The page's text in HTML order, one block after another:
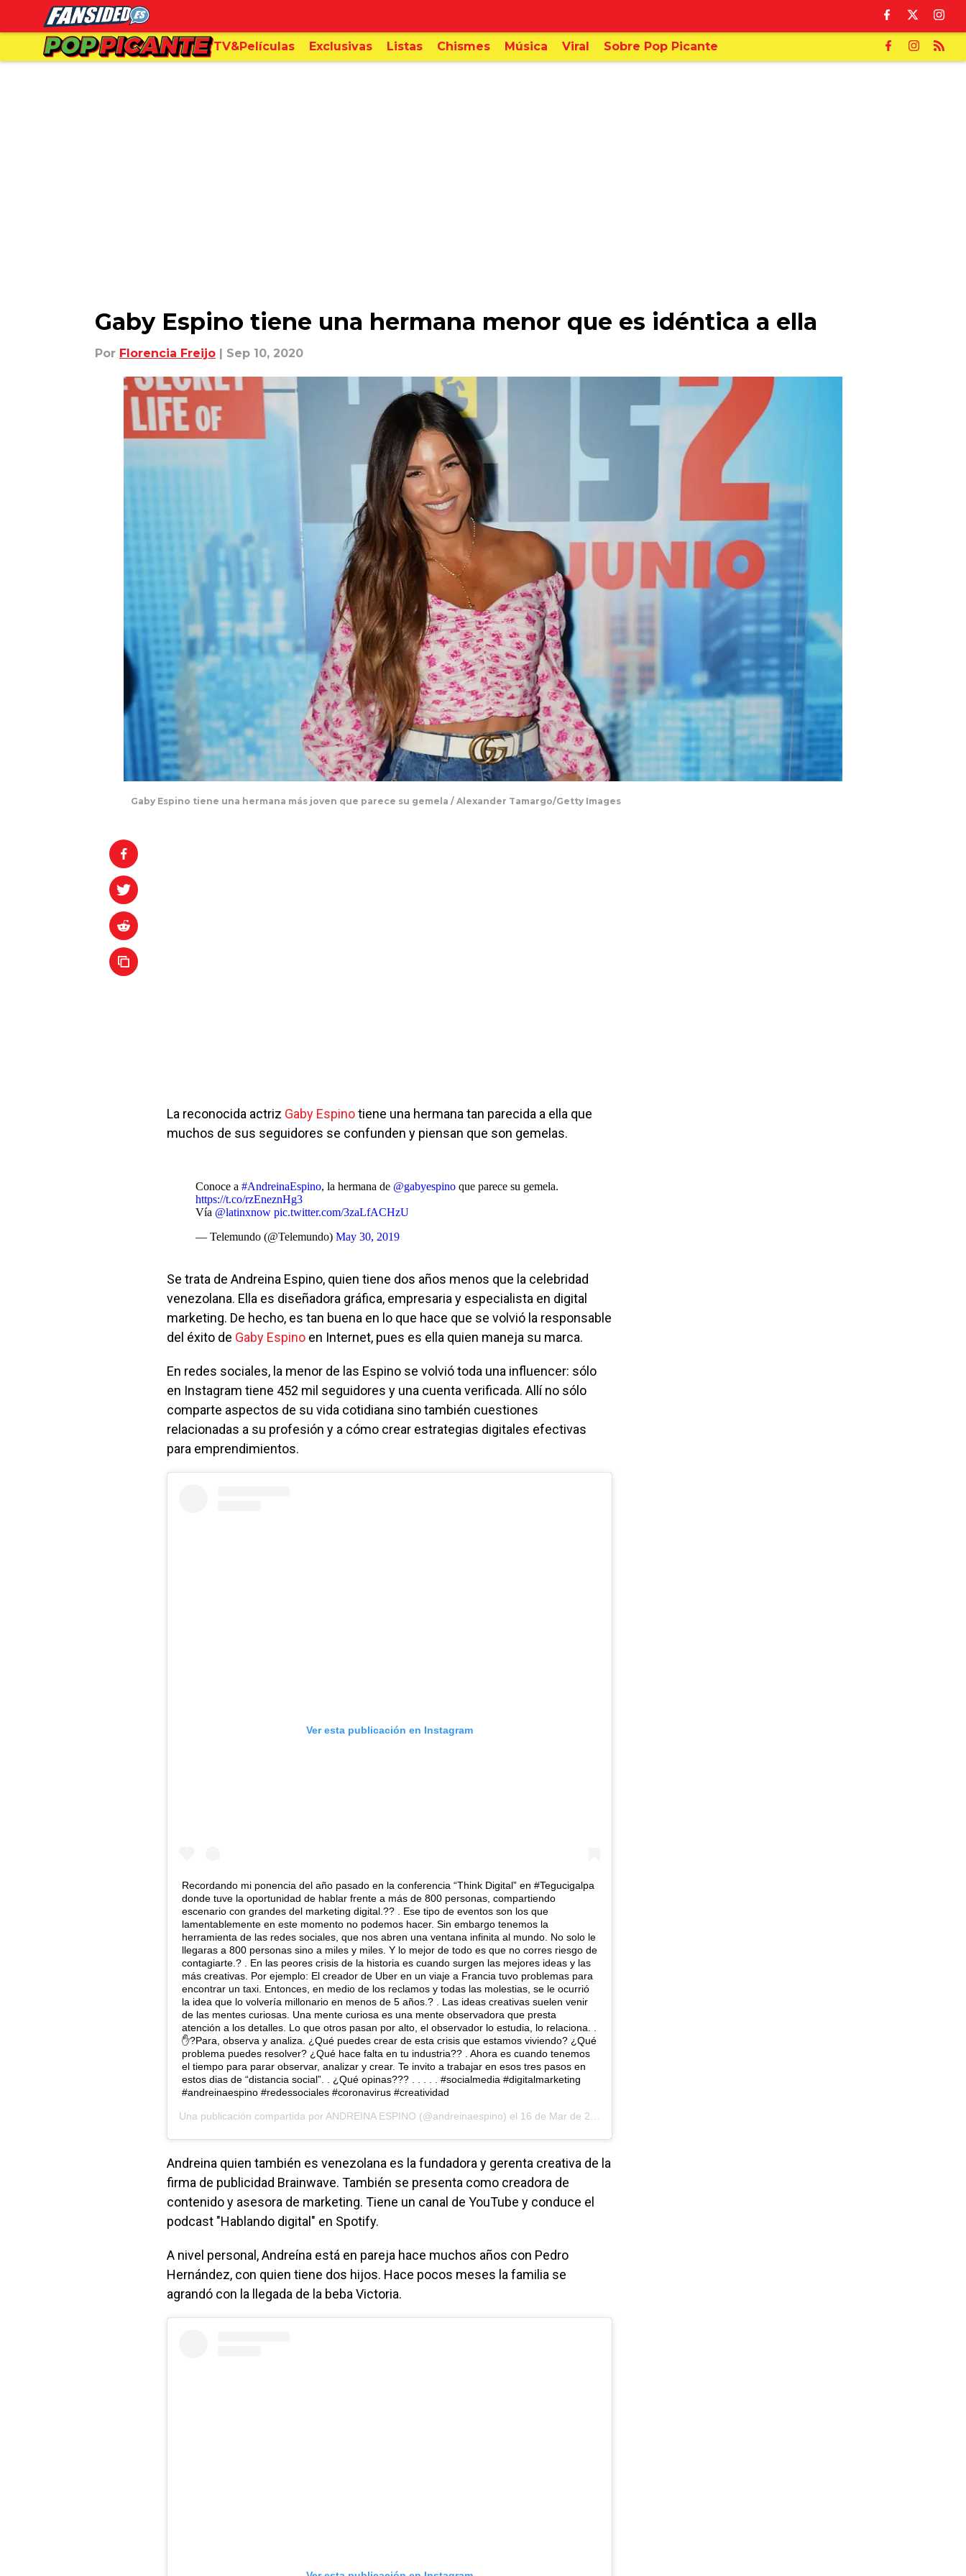
TV&Películas Exclusivas Listas Chismes Música Viral Sobre Pop Picante
Gaby Espino tiene una hermana menor que es idéntica a ella
Por Florencia Freijo | Sep 10, 2020
Gaby Espino tiene una hermana más joven que parece su gemela / Alexander Tamargo/Getty Images
La reconocida actriz Gaby Espinotiene una hermana tan parecida a ella que
muchos de sus seguidores se confunden y piensan que son gemelas.
Conoce a #AndreinaEspino, la hermana de @gabyespino que parece su gemela.
https://t.co/rzEneznHg3
Vía @latinxnow pic.twitter.com/3zaLfACHzU
— Telemundo (@Telemundo) May 30, 2019
Se trata de Andreina Espino, quien tiene dos años menos que la celebridad
venezolana. Ella es diseñadora gráfica, empresaria y especialista en digital
marketing. De hecho, es tan buena en lo que hace que se volvió la responsable
del éxito de Gaby Espino en Internet, pues es ella quien maneja su marca.
En redes sociales, la menor de las Espino se volvió toda una influencer: sólo
en Instagram tiene 452 mil seguidores y una cuenta verificada. Allí no sólo
comparte aspectos de su vida cotidiana sino también cuestiones
relacionadas a su profesión y a cómo crear estrategias digitales efectivas
para emprendimientos.
Ver esta publicación en Instagram
Recordando mi ponencia del año pasado en la conferencia “Think Digital” en #Tegucigalpa
donde tuve la oportunidad de hablar frente a más de 800 personas, compartiendo
escenario con grandes del marketing digital.?? . Ese tipo de eventos son los que
lamentablemente en este momento no podemos hacer. Sin embargo tenemos la
herramienta de las redes sociales, que nos abren una ventana infinita al mundo. No solo le
llegaras a 800 personas sino a miles y miles. Y lo mejor de todo es que no corres riesgo de
contagiarte.? . En las peores crisis de la historia es cuando surgen las mejores ideas y las
más creativas. Por ejemplo: El creador de Uber en un viaje a Francia tuvo problemas para
encontrar un taxi. Entonces, en medio de los reclamos y todas las molestias, se le ocurrió
la idea que lo volvería millonario en menos de 5 años.? . Las ideas creativas suelen venir
de las mentes curiosas. Una mente curiosa es una mente observadora que presta
atención a los detalles. Lo que otros pasan por alto, el observador lo estudia, lo relaciona. .
✋?Para, observa y analiza. ¿Qué puedes crear de esta crisis que estamos viviendo? ¿Qué
problema puedes resolver? ¿Qué hace falta en tu industria?? . Ahora es cuando tenemos
el tiempo para parar observar, analizar y crear. Te invito a trabajar en esos tres pasos en
estos dias de “distancia social”. . ¿Qué opinas??? . . . . . #socialmedia #digitalmarketing
#andreinaespino #redessociales #coronavirus #creatividad
Una publicación compartida por ANDREINA ESPINO (@andreinaespino) el 16 de Mar de 2020 a las 1:55 PDT
Andreina quien también es venezolana es la fundadora y gerenta creativa de la
firma de publicidad Brainwave. También se presenta como creadora de
contenido y asesora de marketing. Tiene un canal de YouTube y conduce el
podcast "Hablando digital" en Spotify.
A nivel personal, Andreína está en pareja hace muchos años con Pedro
Hernández, con quien tiene dos hijos. Hace pocos meses la familia se
agrandó con la llegada de la beba Victoria.